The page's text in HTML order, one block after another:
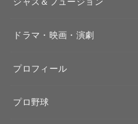
ドラマ・映画・演劇
プロフィール
プロ野球